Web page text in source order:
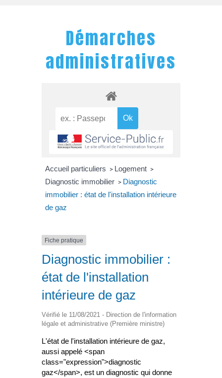
Démarches
administratives
Accueil particuliers > Logement >
Diagnostic immobilier > Diagnostic
immobilier : état de l'installation intérieure
de gaz
Fiche pratique
Diagnostic immobilier :
état de l'installation
intérieure de gaz
Vérifié le 11/08/2021 - Direction de l'information
légale et administrative (Première ministre)
L'état de l'installation intérieure de gaz,
aussi appelé <span
class="expression">diagnostic
gaz</span>, est un diagnostic qui donne